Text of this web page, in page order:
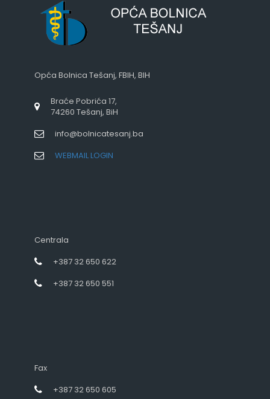
Opća Bolnica Tešanj, FBIH, BIH
Braće Pobrića 17,
74260 Tešanj, BiH
info@bolnicatesanj.ba
WEBMAIL LOGIN
Centrala
+387 32 650 622
+387 32 650 551
Fax
+387 32 650 605